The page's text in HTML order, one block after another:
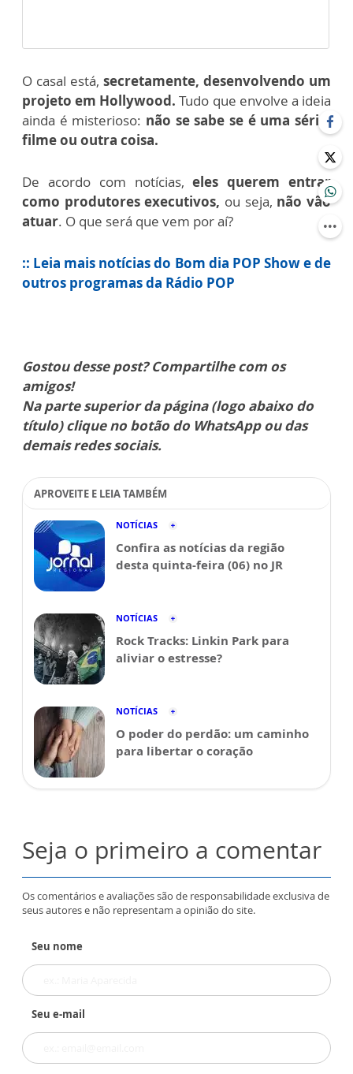
O casal está, secretamente, desenvolvendo um
projeto em Hollywood. Tudo que envolve a ideia
ainda é misterioso: não se sabe se é uma série,
filme ou outra coisa.
De acordo com notícias,eles querem entrar
como produtores executivos, ou seja, não vão
atuar. O que será que vem por aí?
:: Leia mais notícias do Bom dia POP Show e de
outros programas da Rádio POP
Gostou desse post? Compartilhe com os
amigos!
Na parte superior da página (logo abaixo do
título) clique no botão do WhatsApp ou das
demais redes sociais.
APROVEITE E LEIA TAMBÉM
NOTÍCIAS
Confira as notícias da região
desta quinta-feira (06) no JR
NOTÍCIAS
Rock Tracks: Linkin Park para
aliviar o estresse?
NOTÍCIAS
O poder do perdão: um caminho
para libertar o coração
Seja o primeiro a comentar
Os comentários e avaliações são de responsabilidade exclusiva de
seus autores e não representam a opinião do site.
Seu nome
Seu e-mail